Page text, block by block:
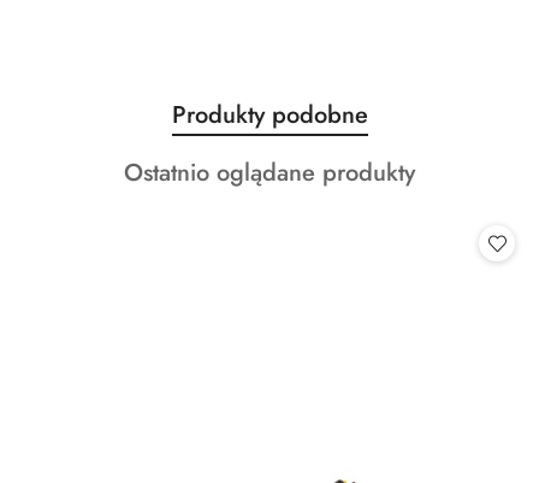
Pomiń karuzelę produktów
Produkty
o
statusie:
Produkty podobne
Produkty
Ostatnio oglądane produkty